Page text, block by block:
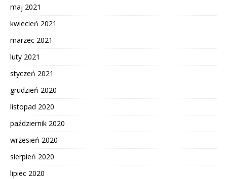
maj 2021
kwiecień 2021
marzec 2021
luty 2021
styczeń 2021
grudzień 2020
listopad 2020
październik 2020
wrzesień 2020
sierpień 2020
lipiec 2020